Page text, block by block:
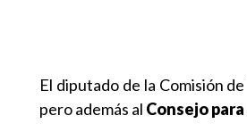
El diputado de la Comisión
pero además al Consejo